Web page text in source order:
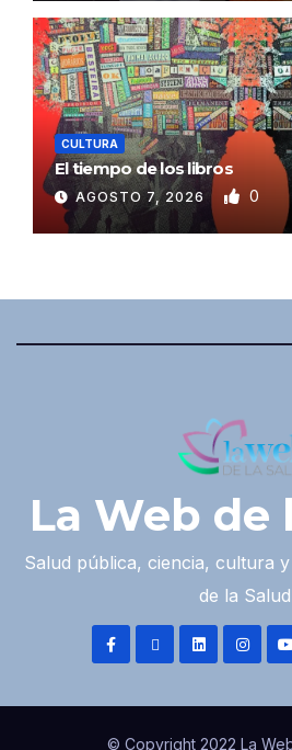
CULTURA
El tiempo de los libros
AGOSTO 7, 2026 0
La Web de
Salud pública, ciencia, cultura
de la Salud
© Copyright 2022 La